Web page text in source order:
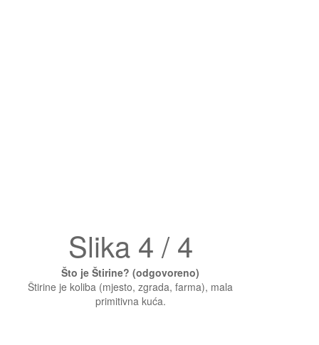
Slika 4 / 4
Što je Štirine? (odgovoreno)
Štirine je koliba (mjesto, zgrada, farma), mala
primitivna kuća.